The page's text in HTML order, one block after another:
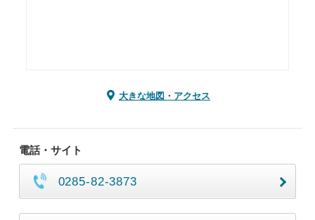
大きな地図・アクセス
電話・サイト
0285-82-3873